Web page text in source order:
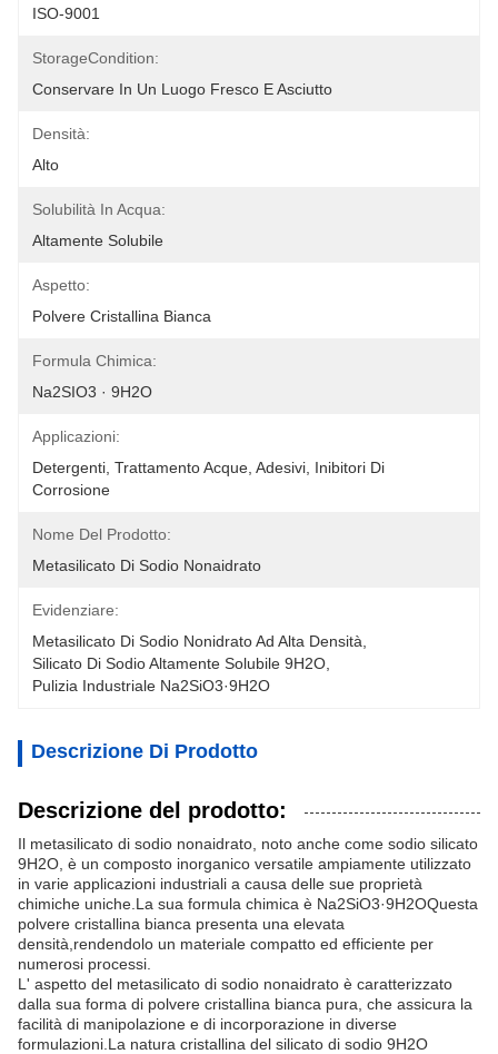
ISO-9001
StorageCondition:
Conservare In Un Luogo Fresco E Asciutto
Densità:
Alto
Solubilità In Acqua:
Altamente Solubile
Aspetto:
Polvere Cristallina Bianca
Formula Chimica:
Na2SIO3 · 9H2O
Applicazioni:
Detergenti, Trattamento Acque, Adesivi, Inibitori Di
Corrosione
Nome Del Prodotto:
Metasilicato Di Sodio Nonaidrato
Evidenziare:
Metasilicato Di Sodio Nonidrato Ad Alta Densità
Silicato Di Sodio Altamente Solubile 9H2O
Pulizia Industriale Na2SiO3·9H2O
Descrizione Di Prodotto
Descrizione del prodotto:
Il metasilicato di sodio nonaidrato, noto anche come sodio silicato
9H2O, è un composto inorganico versatile ampiamente utilizzato
in varie applicazioni industriali a causa delle sue proprietà
chimiche uniche.La sua formula chimica è Na2SiO3·9H2OQuesta
polvere cristallina bianca presenta una elevata
densità,rendendolo un materiale compatto ed efficiente per
numerosi processi.
L' aspetto del metasilicato di sodio nonaidrato è caratterizzato
dalla sua forma di polvere cristallina bianca pura, che assicura la
facilità di manipolazione e di incorporazione in diverse
formulazioni.La natura cristallina del silicato di sodio 9H2O